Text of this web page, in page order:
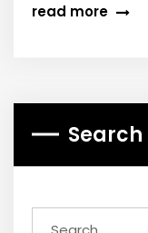
read more
Search